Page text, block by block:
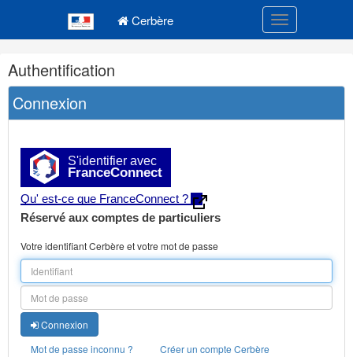
Cerbère Toggle
Navigation
et
outils
annexes
Authentification
Connexion
S'identifier avec
FranceConnect
Qu' est-ce que FranceConnect ?
Réservé aux comptes de particuliers
Votre identifiant Cerbère et votre mot de passe
Connexion
Mot de passe inconnu ?
Créer un compte Cerbère